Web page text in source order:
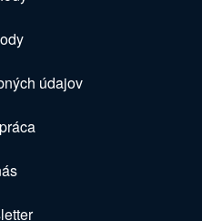
údajov